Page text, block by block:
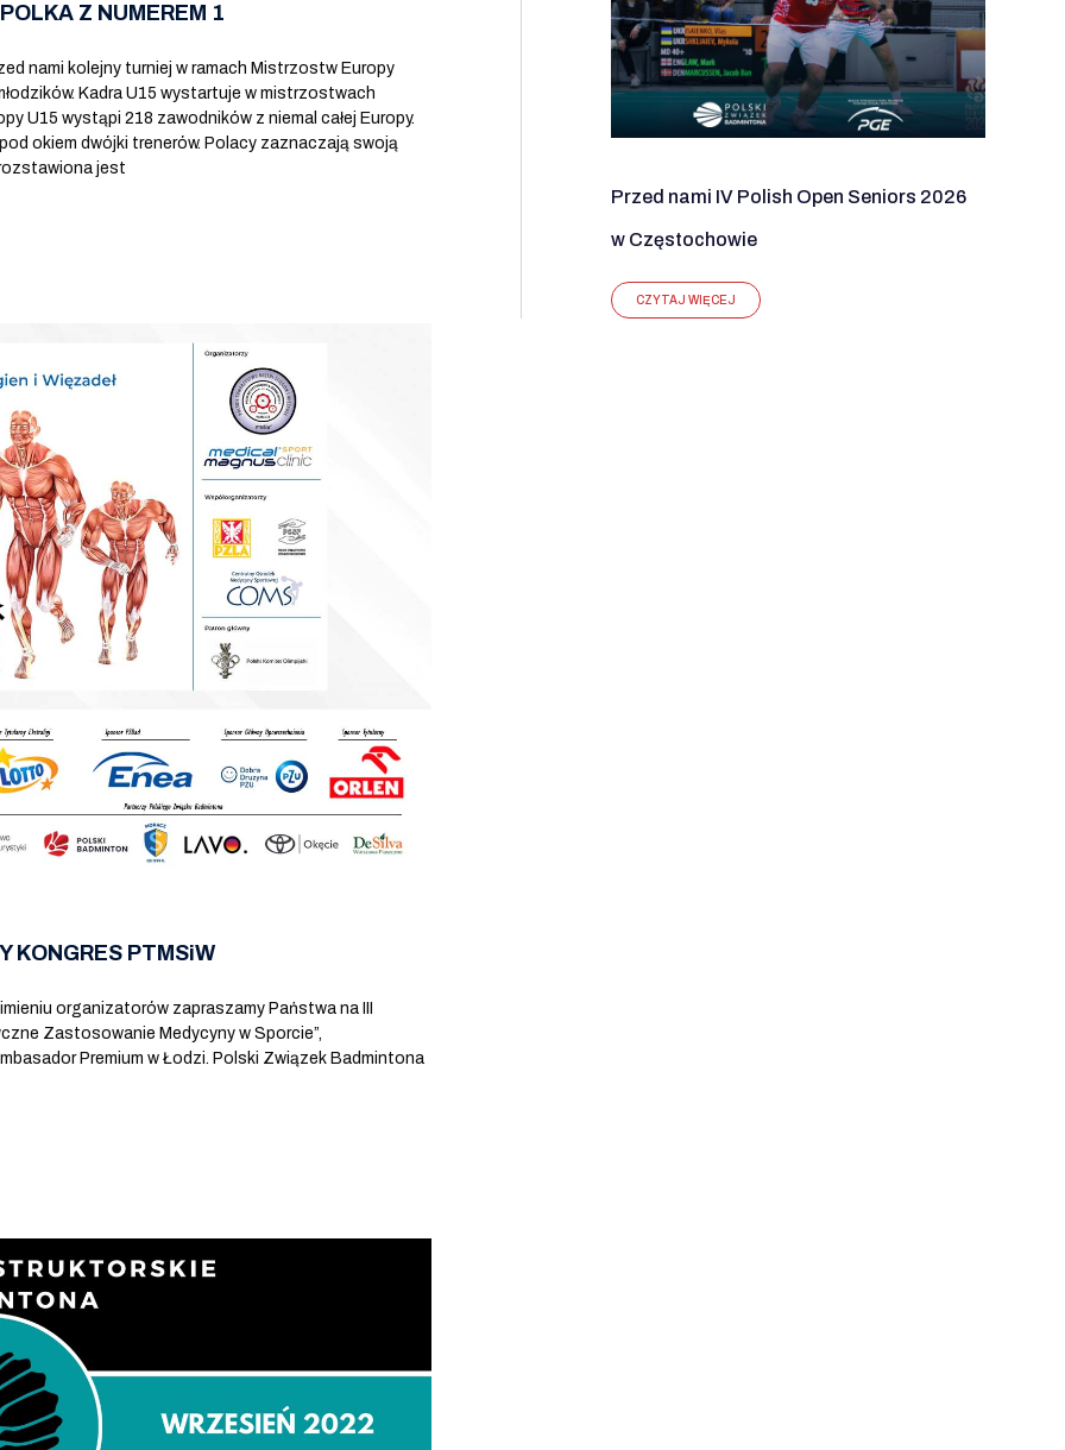
Z NUMEREM 1
nami kolejny turniej w ramach Mistrzostw Europy
Kadra U15 wystartuje w mistrzostwach
U15 wystąpi 218 zawodników z niemal całej Europy.
okiem dwójki trenerów. Polacy zaznaczają swoją
jest
KONGRES PTMSiW
organizatorów zapraszamy Państwa na III
Zastosowanie Medycyny w Sporcie”,
Premium w Łodzi. Polski Związek Badmintona
Przed nami IV Polish Open Seniors 2026
w Częstochowie
CZYTAJ WIĘCEJ